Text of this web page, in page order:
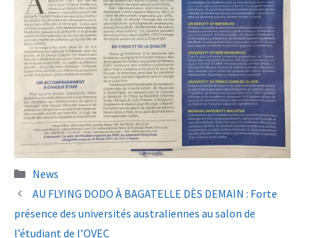
Categories
News
AU FLYING DODO À BAGATELLE DÈS DEMAIN : Forte
présence des universités australiennes au salon de
l’étudiant de l’OVEC